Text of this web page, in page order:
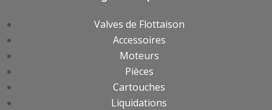
Valves de Flottaison
Accessoires
Moteurs
Pièces
Cartouches
Liquidations